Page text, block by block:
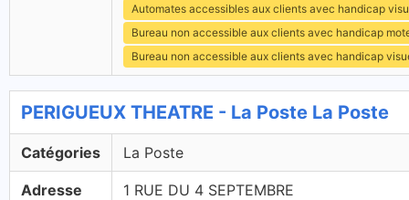
Automates accessibles aux clients avec handicap
Bureau non accessible aux clients avec handicap
Bureau non accessible aux clients avec handicap
PERIGUEUX THEATRE - La Poste La Poste
Catégories La Poste
Adresse
1 RUE DU 4 SEPTEMBRE